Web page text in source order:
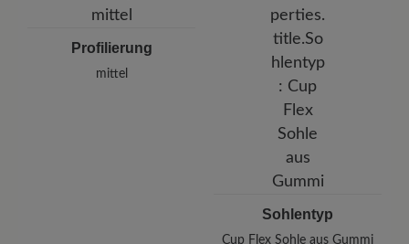
Profilierung
mittel
Sohlentyp
Cup Flex Sohle aus Gummi